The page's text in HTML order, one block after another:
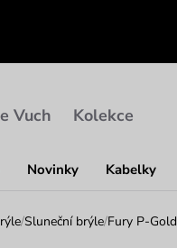
Novinky Kabelky
Vuch Kolekce
/Sluneční brýle/Fury P-Gold